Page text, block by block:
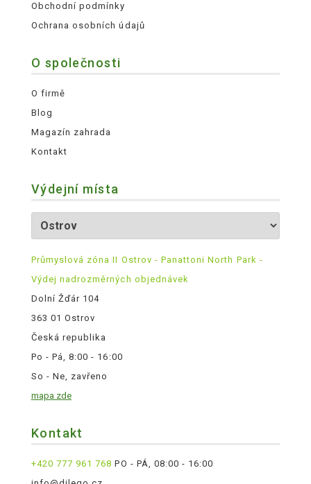
Obchodní podmínky
Ochrana osobních údajů
O společnosti
O firmě
Blog
Magazín zahrada
Kontakt
Výdejní místa
Průmyslová zóna II Ostrov - Panattoni North Park -
Výdej nadrozměrných objednávek
Dolní Žďár 104
363 01 Ostrov
Česká republika
Po - Pá, 8:00 - 16:00
So - Ne, zavřeno
mapa zde
Kontakt
+420 777 961 768 PO - PÁ, 08:00 - 16:00